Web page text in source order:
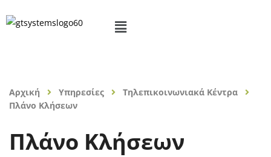
Αρχική Υπηρεσίες
Τηλεπικοινωνιακά Κέντρα
Πλάνο Κλήσεων
Πλάνο Κλήσεων